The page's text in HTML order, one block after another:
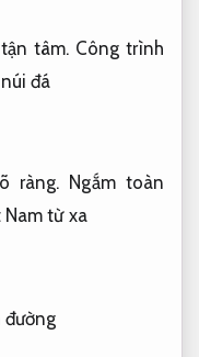
tâm.Công trình
đá
ràng. Ngắm toàn
từ xa